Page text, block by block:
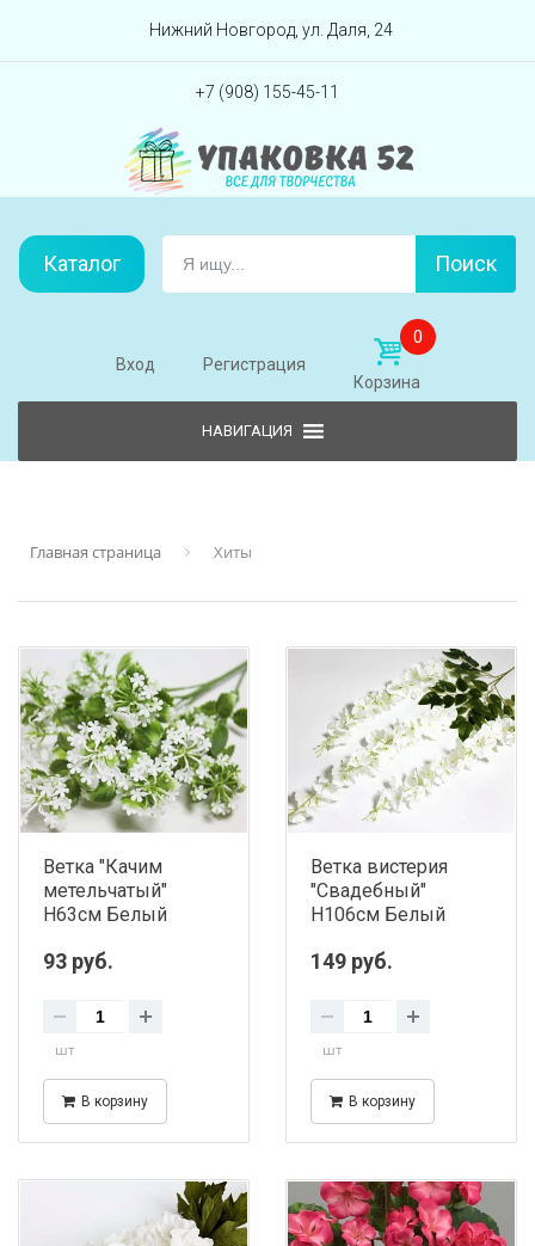
Перейти вниз
Нижний Новгород, ул. Даля, 24
+7 (908) 155-45-11
Каталог Поиск
Вход Регистрация
0
Корзина
Главная страница Хиты
Ветка "Качим
метельчатый"
H63см Белый
93 руб.
шт
В корзину
Ветка вистерия
"Свадебный"
Н106см Белый
149 руб.
шт
В корзину